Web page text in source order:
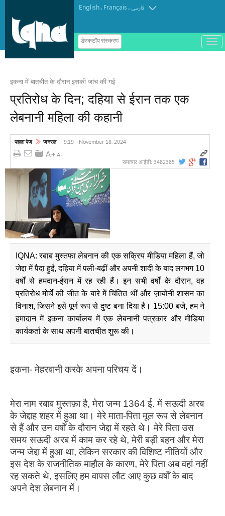
English. Français.فارسی
डेस्कटॉप संस्करण
ب
ا
इकना में बातचीत के दौरान इसकी जांच की गई
प्रतिरोध के दिन; दहिया से ईरान तक एक
लेबनानी महिला की कहानी
पहला पेज जनरल 9:19 - November 18, 2024
समाचार आईडी: 3482385
IQNA: रबाब मुस्तफा लेबनान की एक सक्रिय मीडिया महिला हैं, जो
जेद्दा में पैदा हुईं, दहिया में पली-बढ़ीं और अपनी शादी के बाद लगभग 10
वर्षों से हमदान-ईरान में रह रही हैं। इन सभी वर्षों के दौरान, वह
प्रतिरोध मोर्चे की जीत के बारे में चिंतित थीं और ज़ायोनी शासन का
विनाश, जिसने इसे पूर्ण रूप से दुष्ट बना दिया है। 15:00 बजे, हम ने
हमादान में इकना कार्यालय में एक लेबनानी पत्रकार और मीडिया
कार्यकर्ता के साथ अपनी बातचीत शुरू की।
इकना- मेहरबानी करके अपना परिचय दें।
मेरा नाम रबाब मुस्तफ़ा है, मेरा जन्म 1364 ई. में सऊदी अरब
के जेद्दाह शहर में हुआ था। मेरे माता-पिता मूल रूप से लेबनान
से हैं और उन वर्षों के दौरान जेद्दा में रहते थे। मेरे पिता उस
समय सऊदी अरब में काम कर रहे थे, मेरी बड़ी बहन और मेरा
जन्म जेद्दा में हुआ था, लेकिन सरकार की विशिष्ट नीतियों और
इस देश के राजनीतिक माहौल के कारण, मेरे पिता अब वहां नहीं
रह सकते थे, इसलिए हम वापस लौट आए कुछ वर्षों के बाद
अपने देश लेबनान में।